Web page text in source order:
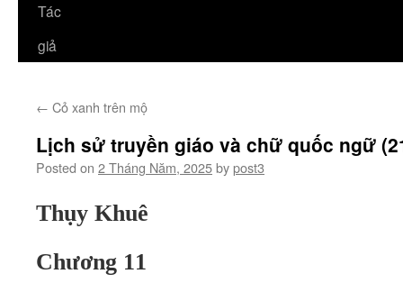
Tác
giả
← Cỏ xanh trên mộ
Lịch sử truyền giáo và chữ quốc ngữ
Posted on 2 Tháng Năm, 2025bypost3
Thụy Khuê
Chương 11